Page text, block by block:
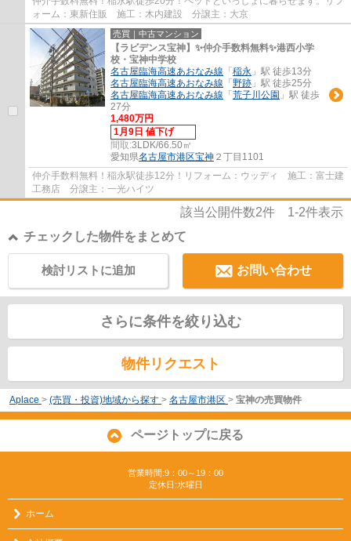
ォーム：東新住販 施工：木内建設 分譲主：大京
売買｜中古マンション
【ラビデンス宝神】✨️仲介手数料無料✨️港西小学
校・宝神中学校
名古屋臨海高速あおなみ線 「 稲永 」駅 徒歩13分
名古屋臨海高速あおなみ線 「 野跡 」駅 徒歩25分
名古屋臨海高速あおなみ線 「 荒子川公園 」駅 徒歩
27分
1,480万円
1月9日 値下げ
間取:3LDK/66.50㎡
愛知県名古屋市港区宝神 ２丁目1101
仲介手数料無料！稲永駅徒歩12分！リフォーム：ウッディ 施工：富士建
工務店 分譲主：一光ハイツ
該当公開件数2件 1-2件表示
チェックした物件をまとめて
お問い合わせ
検討リストに追加
さらに条件を絞り込む
物件リクエスト
Aplace > (売買・投資)地域から探す > 名古屋市港区 > 宝神の売買物件
ページトップに戻る
営業時間:9：00～19：00
定休日:水曜日
ホーム